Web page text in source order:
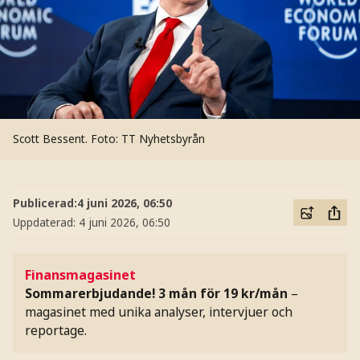
Scott Bessent. Foto: TT Nyhetsbyrån
Publicerad:4 juni 2026, 06:50
Uppdaterad: 4 juni 2026, 06:50
Finansmagasinet
Sommarerbjudande! 3 mån för 19 kr/mån –
magasinet med unika analyser, intervjuer och
reportage.